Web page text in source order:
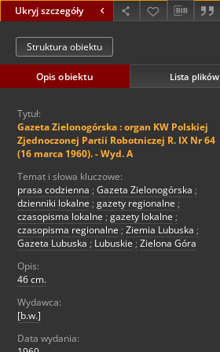
Ukryj szczegóły
Struktura obiektu
Opis obiektu Lista plików
Tytuł:
Gazeta Zielonogórska : organ KW Polskiej
Zjednoczonej Partii Robotniczej R. IX Nr 64
(16 marca 1960). - Wyd. A
Temat i słowa kluczowe:
prasa codzienna ; Gazeta Zielonogórska ;
dzienniki lokalne ; gazety regionalne ;
czasopisma lokalne ; gazety lokalne ;
czasopisma regionalne ; Ziemia Lubuska ;
Gazeta Lubuska ; Lubuskie ; Zielona Góra
Opis:
46 cm.
Wydawca:
[b.w.]
Data wydania: